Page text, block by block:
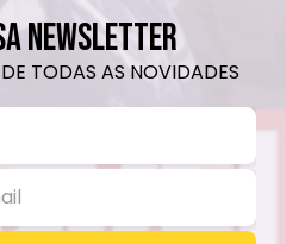
NEWSLETTER
TODAS AS NOVIDADES